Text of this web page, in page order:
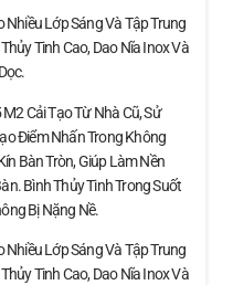
Nhiều Lớp Sáng Và Tập Trung
Tinh Cao, Dao Nĩa Inox Và
Cải Tạo Từ Nhà Cũ, Sử
Điểm Nhấn Trong Không
Bàn Tròn, Giúp Làm Nền
Bình Thủy Tinh Trong Suốt
Bị Nặng Nề.
Nhiều Lớp Sáng Và Tập Trung
Tinh Cao, Dao Nĩa Inox Và